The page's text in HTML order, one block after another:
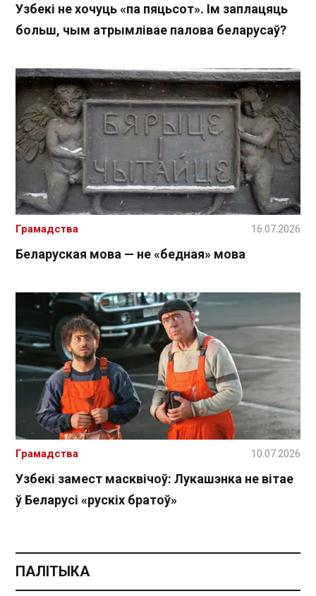
Узбекі не хочуць «па пяцьсот». Ім заплацяць
больш, чым атрымлівае палова беларусаў?
Беларуская мова — не «бедная» мова
Грамадства 16.07.2026
Узбекі замест масквічоў: Лукашэнка не вітае
ў Беларусі «рускіх братоў»
Грамадства 10.07.2026
ПАЛІТЫКА